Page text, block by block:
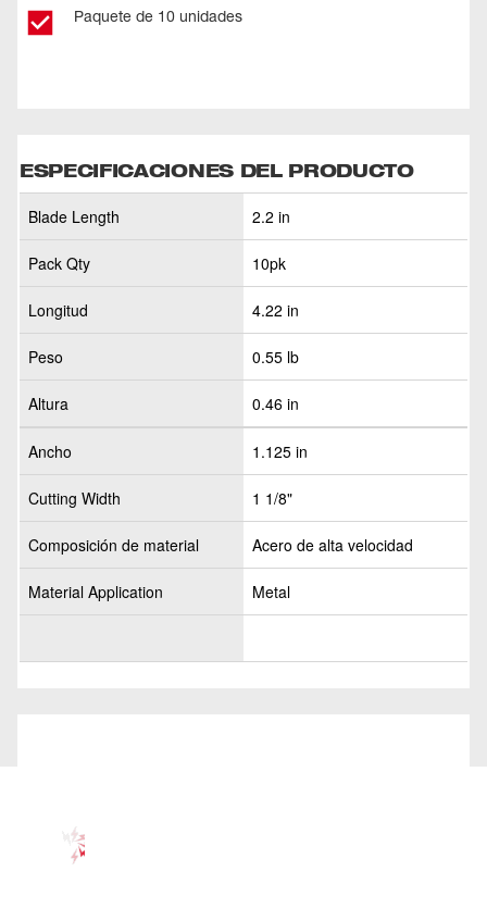
Paquete de 10 unidades
ESPECIFICACIONES DEL PRODUCTO
Blade Length 2.2 in
Pack Qty 10pk
Longitud 4.22 in
Peso 0.55 lb
Altura 0.46 in
Ancho 1.125 in
Cutting Width 1 1/8"
Composición de material Acero de alta velocidad
Material Application Metal